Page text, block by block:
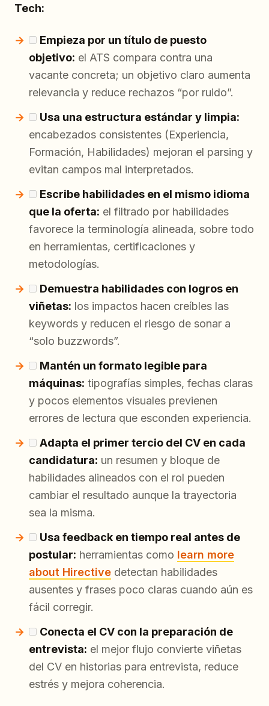
Tech:
Empieza por un título de puesto
objetivo: el ATS compara contra una
vacante concreta; un objetivo claro aumenta
relevancia y reduce rechazos “por ruido”.
Usa una estructura estándar y limpia:
encabezados consistentes (Experiencia,
Formación, Habilidades) mejoran el parsing y
evitan campos mal interpretados.
Escribe habilidades en el mismo idioma
que la oferta: el filtrado por habilidades
favorece la terminología alineada, sobre todo
en herramientas, certificaciones y
metodologías.
Demuestra habilidades con logros en
viñetas: los impactos hacen creíbles las
keywords y reducen el riesgo de sonar a
“solo buzzwords”.
Mantén un formato legible para
máquinas: tipografías simples, fechas claras
y pocos elementos visuales previenen
errores de lectura que esconden experiencia.
Adapta el primer tercio del CV en cada
candidatura: un resumen y bloque de
habilidades alineados con el rol pueden
cambiar el resultado aunque la trayectoria
sea la misma.
Usa feedback en tiempo real antes de
postular: herramientas como learn more
about Hirective detectan habilidades
ausentes y frases poco claras cuando aún es
fácil corregir.
Conecta el CV con la preparación de
entrevista: el mejor flujo convierte viñetas
del CV en historias para entrevista, reduce
estrés y mejora coherencia.